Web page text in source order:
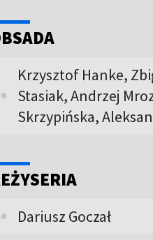
Krzysztof Hanke,
Stasiak, Andrzej
Skrzypińska,
Dariusz Goczał